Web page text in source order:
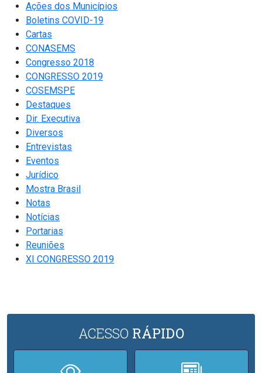
Ações dos Municípios
Boletins COVID-19
Cartas
CONASEMS
Congresso 2018
CONGRESSO 2019
COSEMSPE
Destaques
Dir. Executiva
Diversos
Entrevistas
Eventos
Jurídico
Mostra Brasil
Notas
Notícias
Portarias
Reuniões
XI CONGRESSO 2019
ACESSO RÁPIDO